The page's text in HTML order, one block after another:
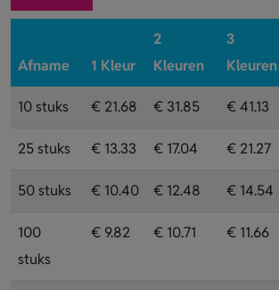
Afname 1 Kleur
2
Kleuren
3
Kleuren
10 stuks € 21.68 € 31.85 € 41.13
25 stuks € 13.33 € 17.04 € 21.27
50 stuks € 10.40 € 12.48 € 14.54
100
stuks
€ 9.82 € 10.71 € 11.66